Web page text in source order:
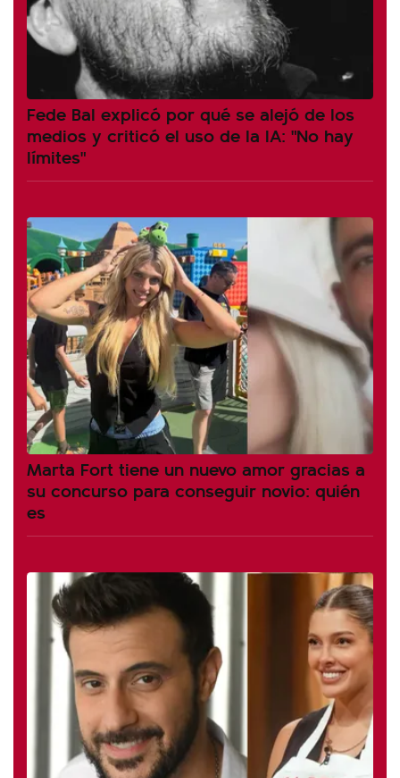
Fede Bal explicó por qué se alejó de los
medios y criticó el uso de la IA: "No hay
límites"
Marta Fort tiene un nuevo amor gracias a
su concurso para conseguir novio: quién
es